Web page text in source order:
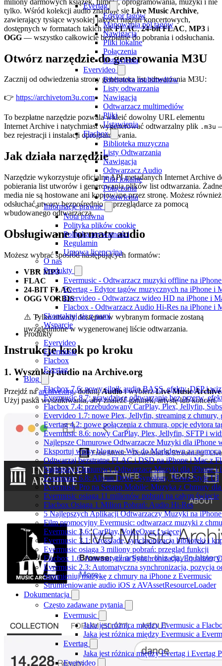
Evertag
Edytor tagów
Mapowania pól tagów
Nawigacja
Pliki lokalne
Połączenia
Ustawienia
Evervideo
Biblioteka multimediów
Listy odtwarzania
Nawigacja
Odtwarzacz multimediów
Pliki
Ustawienia
Flacbox
Biblioteka muzyczna
Listy Odtwarzania
Nawigacja
Odtwarzacz Audio
Pliki lokalne
Połączenia
Ustawienia
Informacje prawne
Nota prawna
Polityka plików cookie
Polityka prywatności
Regulamin
Umowa licencyjna
O nas
Produkty
Evermusic - Odtwarzacz muzyki offline na
Evertag - Edytor tagów muzycznych na iPhone i
Evervideo - Odtwarzacz wideo HD na iPhone i
Flacbox - Odtwarzacz Audio Hi-Res na iPhone i
Skontaktuj się z nami
Wsparcie
Produkty
Evervideo
Evermusic
Flacbox
Evertag
Blog
Flacbox 7.6: nowy silnik audio BASS, efekty, DSP i
Evermusic 8.7: prawdziwe odtwarzanie bez przerw,
Flacbox 7.4: przebudowany CarPlay, Plex, Jellyfin,
Evervideo 1.7: nowe Plex, Jellyfin, streaming z chmury,
Evertag 4.2: nowe połączenia z chmurą, opcje edytora
Evermusic 8.6: nowy CarPlay, Plex, Jellyfin, SFTP i
Najlepsze Chmurowe Odtwarzacze Muzyki dla iPhone
Eksportuj wpisy blogowe Wix do Markdown za
Odtwarzaj bezstratne FLAC i DSD na iPhone i Mac z
Najlepszy Chmurowy Odtwarzacz Muzyki dla iPhone i
Evermusic 6.8: Aliyun Drive, Synology, Nowe Style UI
Evermusic Pro na Setapp Mobile: Muzyka z Chmury
Evermusic osiąga 11 milionów pobrań na całym świecie
Flacbox Osiąga 1 Milion Pobrań: Audio Hi-Res
5 Najlepszych Aplikacji Odtwarzaczy Muzyki na
Film promocyjny Evermusic: odtwarzacz muzyki z
Evermusic 3.6: CarPlay, VoiceOver i więcej
Evermusic 3.1: Crossfade, synchronizacja biblioteki i
Evermusic osiąga 3 miliony pobrań: przegląd funkcji
Flacbox 1.6: Automatyczna Synchronizacja, Equalizer,
Evermusic 2.3: Automatyczna synchronizacja, pozycja
Strumieniuj muzykę z chmury na iPhone z Evermusic
Strumieniowanie audio iOS z AVAssetResourceLoader
Dokumentacja
Często zadawane pytania
Evermusic
Jaka jest różnica między Evermusic a
Jaka jest różnica między Evermusic a
Evertag
Jaka jest różnica między Evertag i Evertag
Evervideo
tylko. Wśród kolekcji audio znajduje się Live Music Archive,
zawierający tysiące wysokiej jakości nagrań koncertowych,
dostępnych w formatach takich jakFLAC,24-bit FLAC, MP3 i
OGG — wszystko całkowicie bezpłatne do pobrania i odsłuchania.
Otwórz narzędzie do generowania M3U
Zacznij od odwiedzenia strony generatora list odtwarzania M3U:
👉 https://archivetom3u.com
To bezpłatne narzędzie pozwala wkleić dowolny URL elementu
Internet Archive i natychmiast wygenerować odtwarzalny plik .m3u
bez rejestracji i instalacji oprogramowania.
Jak działa narzędzie
Narzędzie wykorzystuje oficjalne API metadanych Internet Archive
pobierania list utworów i generowania plików list odtwarzania. Żadne
media nie są hostowane ani kopiowane przez stronę. Możesz również
odsłuchać utwory bezpośrednio w przeglądarce za pomocą
wbudowanego odtwarzacza.
Obsługiwane formaty audio
Możesz wybrać spośród następujących formatów:
VBR MP3
FLAC
24-BIT FLAC
OGG VORBIS
⚠️ Tylko utwory dostępne w wybranym formacie zostaną
uwzględnione w wygenerowanej liście odtwarzania.
Instrukcje krok po kroku
1. Wyszukaj audio na Archive.org
Przejdź naarchive.org, dotknijAudioi wybierzLive Music Archive
Użyj paska wyszukiwania, aby znaleźć gatunek, artystę lub koncert.